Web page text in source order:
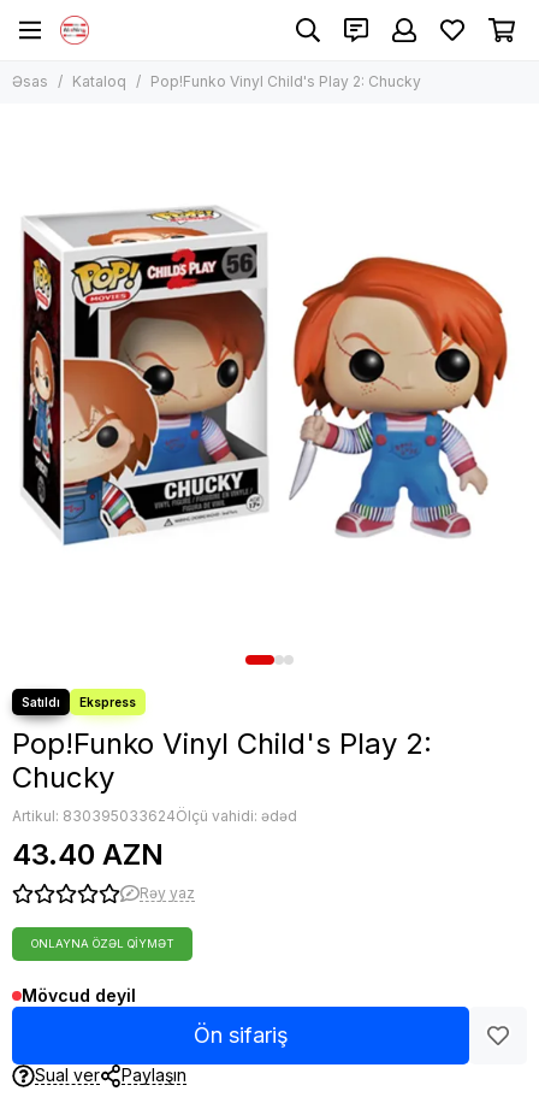
Əsas Kataloq Pop!Funko Vinyl Child's Play 2: Chucky
Pop!Funko Vinyl Child's Play 2:
Chucky
Artikul: 830395033624Ölçü vahidi: ədəd
43.40 AZN
Rəy yaz
ONLAYNA ÖZƏL QIYMƏT
Mövcud deyil
Ön sifariş
Sual ver Paylaşın